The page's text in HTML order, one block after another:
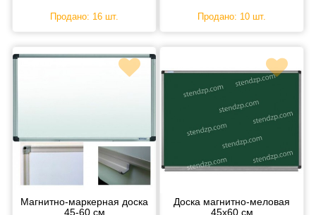
Продано: 16 шт. Продано: 10 шт.
Магнитно-маркерная доска
45-60 см
Доска магнитно-меловая
45х60 см